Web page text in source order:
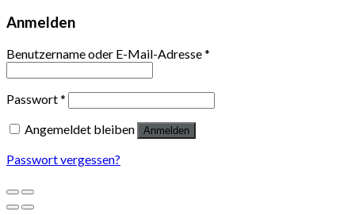
Anmelden
Benutzername oder E-Mail-Adresse*
Passwort*
Angemeldet bleiben
Anmelden
Passwort vergessen?